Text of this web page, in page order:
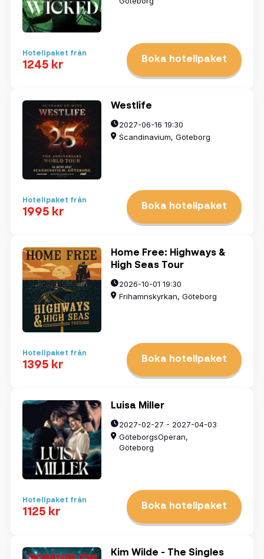
Hotellpaket från
1245 kr Boka hotellpaket
Westlife
2027-06-16 19:30
Scandinavium, Göteborg
Hotellpaket från
1995 kr Boka hotellpaket
Home Free: Highways &
High Seas Tour
2026-10-01 19:30
Frihamnskyrkan, Göteborg
Hotellpaket från
1395 kr Boka hotellpaket
Luisa Miller
2027-02-27 - 2027-04-03
GöteborgsOperan,
Göteborg
Hotellpaket från
1125 kr Boka hotellpaket
Kim Wilde - The Singles